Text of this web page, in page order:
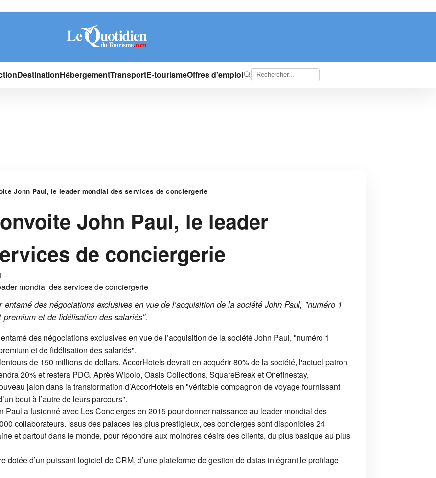
DestinationHébergementTransportE-tourismeOffres d'emploi
John Paul, le leader mondial des services de conciergerie
John Paul, le leader
de conciergerie
des négociations exclusives en vue de l’acquisition de la société John Paul, "numéro 1
et de fidélisation des salariés".
des négociations exclusives en vue de l’acquisition de la société John Paul, "numéro 1
et de fidélisation des salariés".
de 150 millions de dollars. AccorHotels devrait en acquérir 80% de la société, l'actuel patron
20% et restera PDG. Après Wipolo, Oasis Collections, SquareBreak et Onefinestay,
jalon dans la transformation d’AccorHotels en "véritable compagnon de voyage fournissant
bout à l’autre de leurs parcours".
Paul a fusionné avec Les Concierges en 2015 pour donner naissance au leader mondial des
collaborateurs. Issus des palaces les plus prestigieux, ces concierges sont disponibles 24
et partout dans le monde, pour répondre aux moindres désirs des clients, du plus basique au plus
dotée d’un puissant logiciel de CRM, d’une plateforme de gestion de datas intégrant le profilage